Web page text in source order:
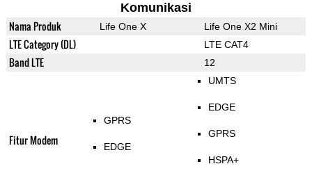
Komunikasi
Nama Produk Life One X Life One X2 Mini
LTE Category (DL) LTE CAT4
Band LTE 12
Fitur Modem
GPRS
EDGE
UMTS
EDGE
GPRS
HSPA+